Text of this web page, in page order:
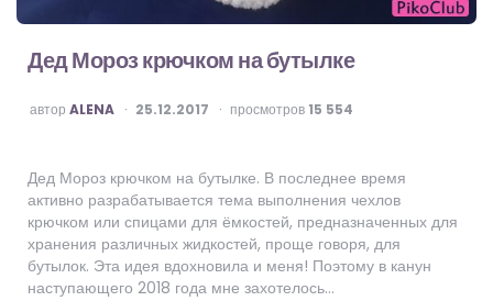
Дед Мороз крючком на бутылке
ОПУБЛИКОВАНО
автор ALENA 25.12.2017 просмотров 15 554
Дед Мороз крючком на бутылке. В последнее время
активно разрабатывается тема выполнения чехлов
крючком или спицами для ёмкостей, предназначенных для
хранения различных жидкостей, проще говоря, для
бутылок. Эта идея вдохновила и меня! Поэтому в канун
наступающего 2018 года мне захотелось…